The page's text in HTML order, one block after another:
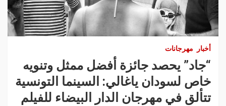
أخبار مهرجانات
“جاد” يحصد جائزة أفضل ممثل وتنويه
خاص لسودان ياغالي: السينما التونسية
تتألق في مهرجان الدار البيضاء للفيلم